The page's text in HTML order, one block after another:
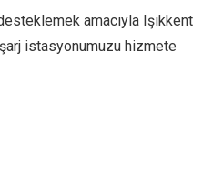
amacıyla Işıkkent
istasyonumuzu hizmete